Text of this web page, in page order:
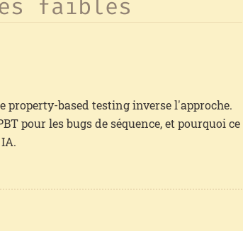
faibles
property-based testing inverse l'approche.
pour les bugs de séquence, et pourquoi ce